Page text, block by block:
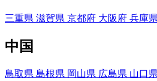
三重県 滋賀県 京都府 大阪府 兵庫県
中国
鳥取県 島根県 岡山県 広島県 山口県